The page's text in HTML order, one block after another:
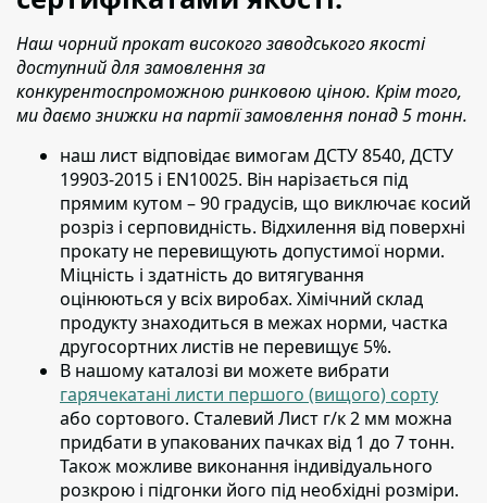
Наш чорний прокат високого заводського якості
доступний для замовлення за
конкурентоспроможною ринковою ціною. Крім того,
ми даємо знижки на партії замовлення понад 5 тонн.
наш лист відповідає вимогам ДСТУ 8540, ДСТУ
19903-2015 і EN10025. Він нарізається під
прямим кутом – 90 градусів, що виключає косий
розріз і серповидність. Відхилення від поверхні
прокату не перевищують допустимої норми.
Міцність і здатність до витягування
оцінюються у всіх виробах. Хімічний склад
продукту знаходиться в межах норми, частка
другосортних листів не перевищує 5%.
В нашому каталозі ви можете вибрати
гарячекатані листи першого (вищого) сорту
або сортового. Сталевий Лист г/к 2 мм можна
придбати в упакованих пачках від 1 до 7 тонн.
Також можливе виконання індивідуального
розкрою і підгонки його під необхідні розміри.